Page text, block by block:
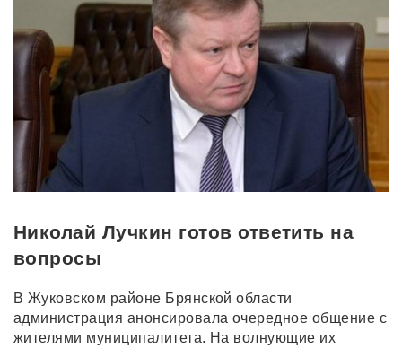
Николай Лучкин готов ответить на
вопросы
В Жуковском районе Брянской области
администрация анонсировала очередное общение с
жителями муниципалитета. На волнующие их